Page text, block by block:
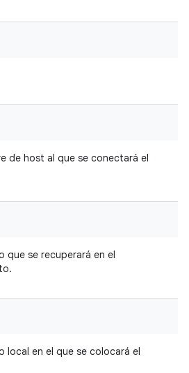
de host al que se conectará el
que se recuperará en el
local en el que se colocará el